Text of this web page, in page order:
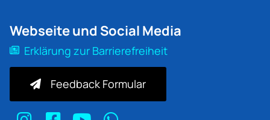
Webseite und Social Media
Erklärung zur Barrierefreiheit
Feedback Formular